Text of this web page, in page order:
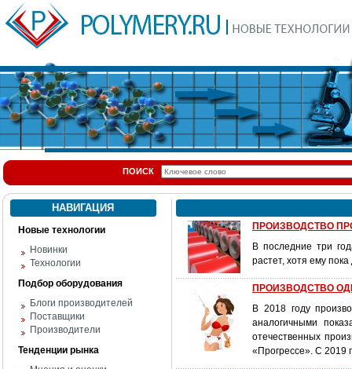
ПОИСК
НАВИГАЦИЯ
Новые технологии
Новинки
Технологии
Подбор оборудования
Блоги производителей
Поставщики
Производители
Тенденции рынка
ПРОИЗВОДСТВО
В последние три
растет, хотя ему
ПРОИЗВОДСТВО
В 2018 году
аналогичными
отечественных
«Прогрессе». С 2019